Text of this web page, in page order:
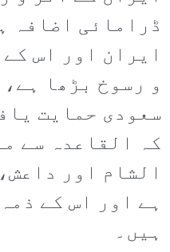
ڈرامائی اضافہ
ایران اور اس
و رسوخ بڑھا
سعودی حمایت
کہ القاعدہ سے
الشام اور
ہے اور اس کے
ہیں۔